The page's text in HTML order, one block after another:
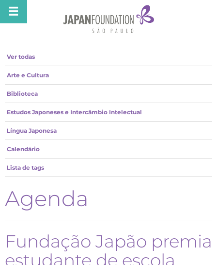
Ver todas
Arte e Cultura
Biblioteca
Estudos Japoneses e Intercâmbio Intelectual
Língua Japonesa
Calendário
Lista de tags
Agenda
Fundação Japão premia
estudante de escola